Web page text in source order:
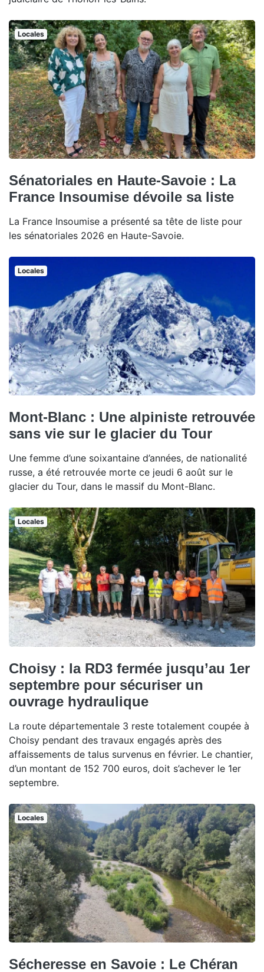
Locales
Sénatoriales en Haute-Savoie : La
France Insoumise dévoile sa liste
La France Insoumise a présenté sa tête de liste pour
les sénatoriales 2026 en Haute-Savoie.
Locales
Mont-Blanc : Une alpiniste retrouvée
sans vie sur le glacier du Tour
Une femme d’une soixantaine d’années, de nationalité
russe, a été retrouvée morte ce jeudi 6 août sur le
glacier du Tour, dans le massif du Mont-Blanc.
Locales
Choisy : la RD3 fermée jusqu’au 1er
septembre pour sécuriser un
ouvrage hydraulique
La route départementale 3 reste totalement coupée à
Choisy pendant des travaux engagés après des
affaissements de talus survenus en février. Le chantier,
d’un montant de 152 700 euros, doit s’achever le 1er
septembre.
Locales
Sécheresse en Savoie : Le Chéran